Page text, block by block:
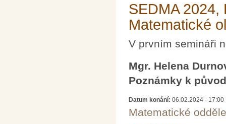
SEDMA
Matematické
V prvním semináři
Mgr. Helena
Poznámky k
Datum konání: 06.02.2024 - 17:00
Matematické